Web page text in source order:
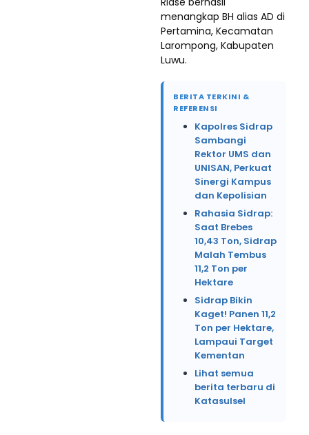
menangkap BH alias AD di
Pertamina, Kecamatan
Larompong, Kabupaten
Luwu.
BERITA TERKINI &
REFERENSI
Kapolres Sidrap
Sambangi
Rektor UMS dan
UNISAN, Perkuat
Sinergi Kampus
dan Kepolisian
Rahasia Sidrap:
Saat Brebes
10,43 Ton, Sidrap
Malah Tembus
11,2 Ton per
Hektare
Sidrap Bikin
Kaget! Panen 11,2
Ton per Hektare,
Lampaui Target
Kementan
Lihat semua
berita terbaru di
Katasulsel